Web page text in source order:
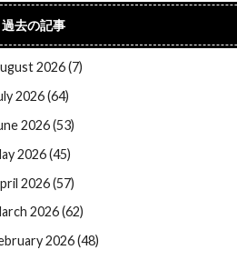
過去の記事
2026 (7)
2026 (64)
2026 (53)
2026 (45)
2026 (57)
2026 (62)
2026 (48)